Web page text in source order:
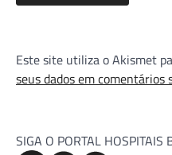
Este site utiliza o Akismet
seus dados em comentários
SIGA O PORTAL HOSPITAIS